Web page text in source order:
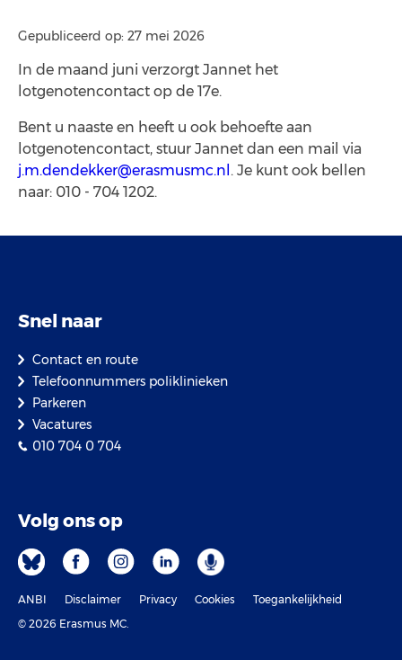
Gepubliceerd op: 27 mei 2026
In de maand juni verzorgt Jannet het
lotgenotencontact op de 17e.
Bent u naaste en heeft u ook behoefte aan
lotgenotencontact, stuur Jannet dan een mail via
j.m.dendekker@erasmusmc.nl . Je kunt ook bellen
naar: 010 - 704 1202.
Snel naar
Contact en route
Telefoonnummers poliklinieken
Parkeren
Vacatures
010 704 0 704
Volg ons op
ANBI Disclaimer Privacy Cookies
Toegankelijkheid
© 2026 Erasmus MC.